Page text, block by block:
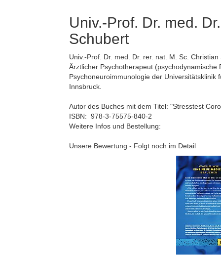
Univ.-Prof. Dr. med.
Schubert
Univ.-Prof. Dr. med. Dr. rer. nat. M. Sc.
Ärztlicher Psychotherapeut
Psychoneuroimmunologie der
Innsbruck.
Autor des Buches mit dem Titel: "Stresstest
ISBN: ‎ 978-3-75575-840-2
Weitere Infos und Bestellung:
Unsere Bewertung - Folgt noch im Detail